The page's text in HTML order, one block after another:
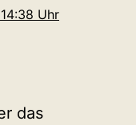
Uhr
das